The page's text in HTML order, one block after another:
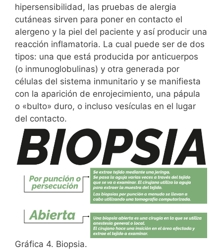
hipersensibilidad, las pruebas de alergia
cutáneas sirven para poner en contacto el
alergeno y la piel del paciente y así producir una
reacción inflamatoria. La cual puede ser de dos
tipos: una que está producida por anticuerpos
(o inmunoglobulinas) y otra generada por
células del sistema inmunitario y se manifiesta
con la aparición de enrojecimiento, una pápula
o «bulto» duro, o incluso vesículas en el lugar
del contacto.
Gráfica 4. Biopsia.